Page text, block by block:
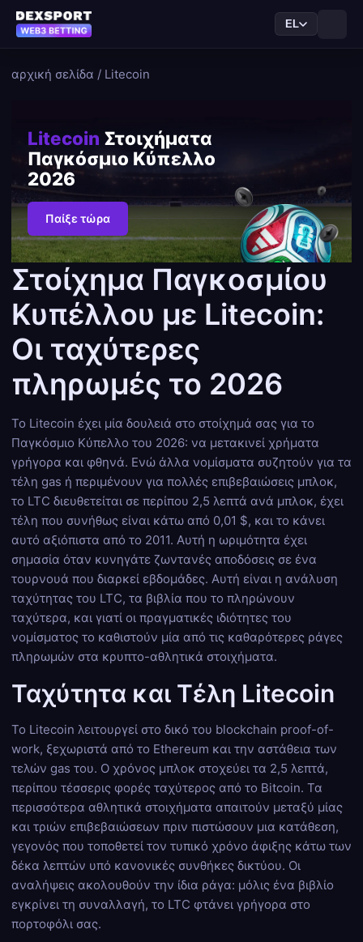
EL
αρχική σελίδα / Litecoin
Litecoin Στοιχήματα
Παγκόσμιο Κύπελλο
2026
Παίξε τώρα
Στοίχημα Παγκοσμίου
Κυπέλλου με Litecoin:
Οι ταχύτερες
πληρωμές το 2026
Το Litecoin έχει μία δουλειά στο στοίχημά σας για το
Παγκόσμιο Κύπελλο του 2026: να μετακινεί χρήματα
γρήγορα και φθηνά. Ενώ άλλα νομίσματα συζητούν για τα
τέλη gas ή περιμένουν για πολλές επιβεβαιώσεις μπλοκ,
το LTC διευθετείται σε περίπου 2,5 λεπτά ανά μπλοκ, έχει
τέλη που συνήθως είναι κάτω από 0,01 $, και το κάνει
αυτό αξιόπιστα από το 2011. Αυτή η ωριμότητα έχει
σημασία όταν κυνηγάτε ζωντανές αποδόσεις σε ένα
τουρνουά που διαρκεί εβδομάδες. Αυτή είναι η ανάλυση
ταχύτητας του LTC, τα βιβλία που το πληρώνουν
ταχύτερα, και γιατί οι πραγματικές ιδιότητες του
νομίσματος το καθιστούν μία από τις καθαρότερες ράγες
πληρωμών στα κρυπτο-αθλητικά στοιχήματα.
Ταχύτητα και Τέλη Litecoin
Το Litecoin λειτουργεί στο δικό του blockchain proof-of-
work, ξεχωριστά από το Ethereum και την αστάθεια των
τελών gas του. Ο χρόνος μπλοκ στοχεύει τα 2,5 λεπτά,
περίπου τέσσερις φορές ταχύτερος από το Bitcoin. Τα
περισσότερα αθλητικά στοιχήματα απαιτούν μεταξύ μίας
και τριών επιβεβαιώσεων πριν πιστώσουν μια κατάθεση,
γεγονός που τοποθετεί τον τυπικό χρόνο άφιξης κάτω των
δέκα λεπτών υπό κανονικές συνθήκες δικτύου. Οι
αναλήψεις ακολουθούν την ίδια ράγα: μόλις ένα βιβλίο
εγκρίνει τη συναλλαγή, το LTC φτάνει γρήγορα στο
πορτοφόλι σας.